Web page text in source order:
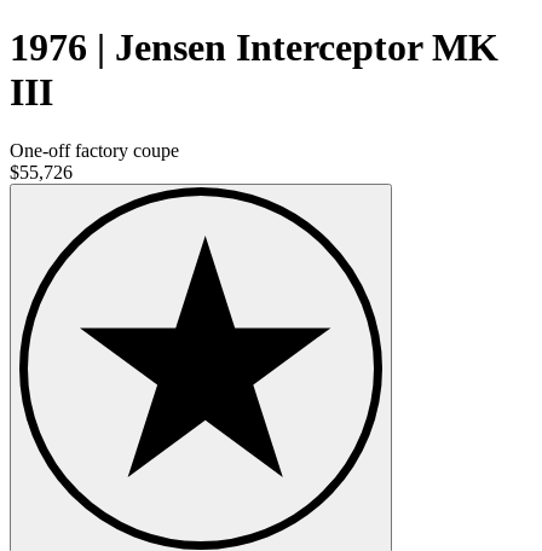
1976 | Jensen Interceptor MK
III
One-off factory coupe
$55,726